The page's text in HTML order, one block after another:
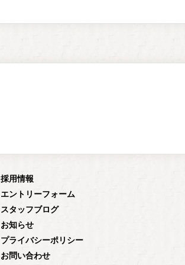
採用情報
エントリーフォーム
スタッフブログ
お知らせ
プライバシーポリシー
お問い合わせ